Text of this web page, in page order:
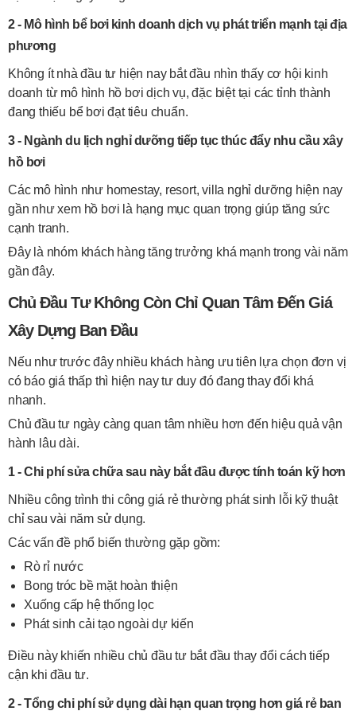
2 - Mô hình bể bơi kinh doanh dịch vụ phát triển mạnh tại địa
phương
Không ít nhà đầu tư hiện nay bắt đầu nhìn thấy cơ hội kinh
doanh từ mô hình hồ bơi dịch vụ, đặc biệt tại các tỉnh thành
đang thiếu bể bơi đạt tiêu chuẩn.
3 - Ngành du lịch nghỉ dưỡng tiếp tục thúc đẩy nhu cầu xây
hồ bơi
Các mô hình như homestay, resort, villa nghỉ dưỡng hiện nay
gần như xem hồ bơi là hạng mục quan trọng giúp tăng sức
cạnh tranh.
Đây là nhóm khách hàng tăng trưởng khá mạnh trong vài năm
gần đây.
Chủ Đầu Tư Không Còn Chỉ Quan Tâm Đến Giá
Xây Dựng Ban Đầu
Nếu như trước đây nhiều khách hàng ưu tiên lựa chọn đơn vị
có báo giá thấp thì hiện nay tư duy đó đang thay đổi khá
nhanh.
Chủ đầu tư ngày càng quan tâm nhiều hơn đến hiệu quả vận
hành lâu dài.
1 - Chi phí sửa chữa sau này bắt đầu được tính toán kỹ hơn
Nhiều công trình thi công giá rẻ thường phát sinh lỗi kỹ thuật
chỉ sau vài năm sử dụng.
Các vấn đề phổ biến thường gặp gồm:
Rò rỉ nước
Bong tróc bề mặt hoàn thiện
Xuống cấp hệ thống lọc
Phát sinh cải tạo ngoài dự kiến
Điều này khiến nhiều chủ đầu tư bắt đầu thay đổi cách tiếp
cận khi đầu tư.
2 - Tổng chi phí sử dụng dài hạn quan trọng hơn giá rẻ ban